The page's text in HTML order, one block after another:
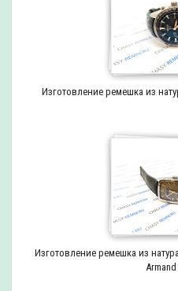
Изготовление ремешка из
Изготовление ремешка из